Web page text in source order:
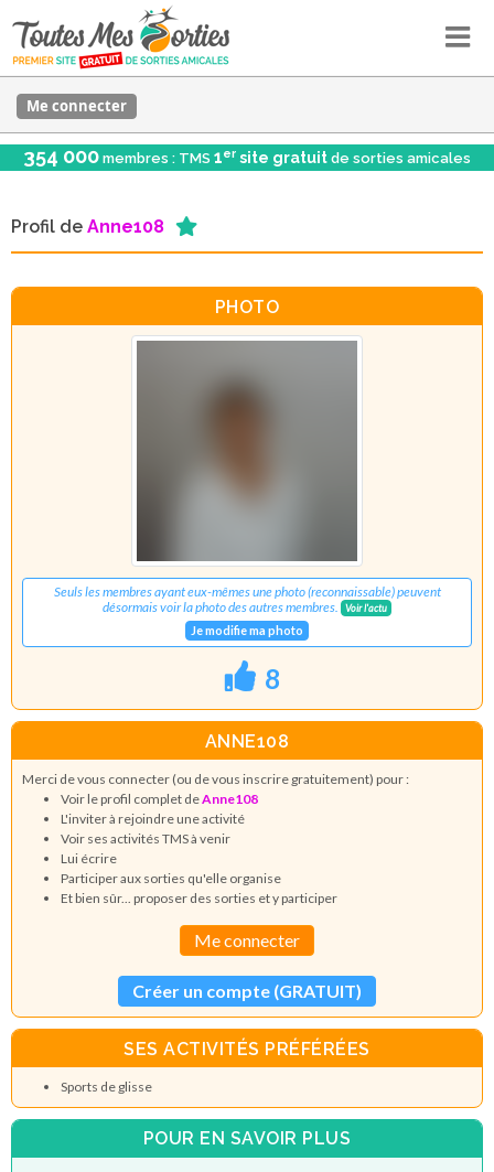
Me connecter
354 000 membres : TMS 1er site gratuit de sorties amicales
Profil de Anne108
PHOTO
Seuls les membres ayant eux-mêmes une photo (reconnaissable) peuvent
désormais voir la photo des autres membres.
Voir l'actu
Je modifie ma photo
8
ANNE108
Merci de vous connecter (ou de vous inscrire gratuitement) pour :
Voir le profil complet deAnne108
L'inviter à rejoindre une activité
Voir ses activités TMS à venir
Lui écrire
Participer aux sorties qu'elle organise
Et bien sûr... proposer des sorties et y participer
Me connecter
Créer un compte (GRATUIT)
SES ACTIVITÉS PRÉFÉRÉES
Sports de glisse
POUR EN SAVOIR PLUS